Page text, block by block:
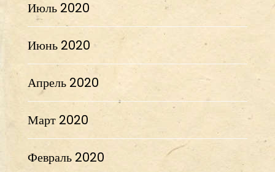
Июль 2020
Июнь 2020
Апрель 2020
Март 2020
Февраль 2020